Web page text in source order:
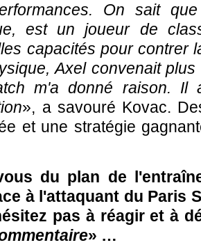
On sait
est un joueur de
capacités pour contrer
Axel convenait
m'a donné raison. Il
», a savouré Kovac.
et une stratégie
du plan de
à l'attaquant du Paris
pas à réagir et à
» …